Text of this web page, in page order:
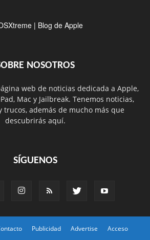
NOSOTROS
web de noticias dedicada a Apple,
Mac y Jailbreak. Tenemos noticias,
trucos, además de mucho más que
descubrirás aquí.
SÍGUENOS
Publicidad Advertise Acceso